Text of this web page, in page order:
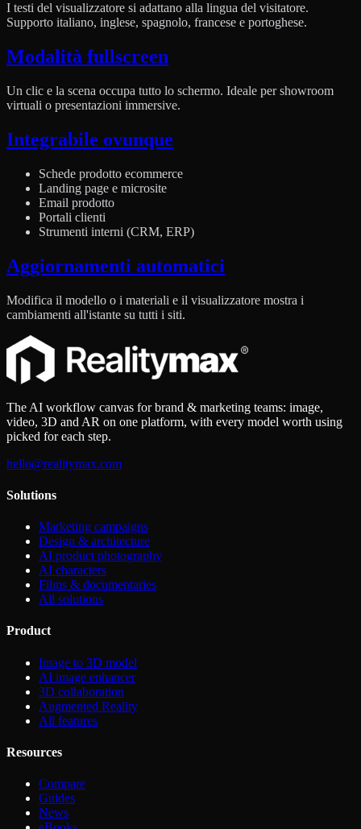
I testi del visualizzatore si adattano alla lingua del visitatore.
Supporto italiano, inglese, spagnolo, francese e portoghese.
Modalità fullscreen
Un clic e la scena occupa tutto lo schermo. Ideale per showroom
virtuali o presentazioni immersive.
Integrabile ovunque
Schede prodotto ecommerce
Landing page e microsite
Email prodotto
Portali clienti
Strumenti interni (CRM, ERP)
Aggiornamenti automatici
Modifica il modello o i materiali e il visualizzatore mostra i
cambiamenti all'istante su tutti i siti.
The AI workflow canvas for brand & marketing teams: image,
video, 3D and AR on one platform, with every model worth using
picked for each step.
hello@realitymax.com
Solutions
Marketing campaigns
Design & architecture
AI product photography
AI characters
Films & documentaries
All solutions
Product
Image to 3D model
AI image enhancer
3D collaboration
Augmented Reality
All features
Resources
Compare
Guides
News